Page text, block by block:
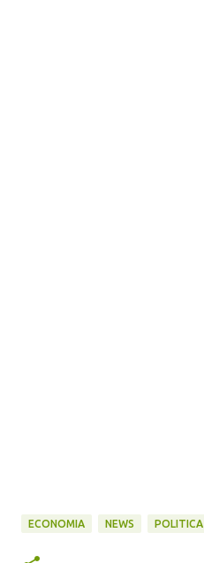
ECONOMIA NEWS POLITICA